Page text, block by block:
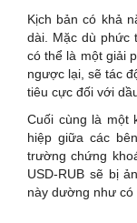
Kịch bản có khả
dài. Mặc dù phức
có thể là một giải
ngược lại, sẽ tác
tiêu cực đối với
Cuối cùng là một
hiệp giữa các
trường chứng
USD-RUB sẽ bị
này dường như có